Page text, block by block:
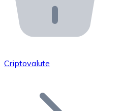
API Bitnovo
Integra la nostra API nel
Unisciti alla nostra rete
Aggiungi il token del tuo
Criptovalute